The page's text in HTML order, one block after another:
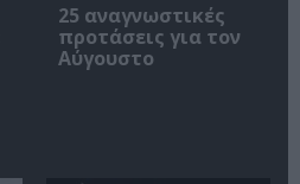
25 αναγνωστικές
προτάσεις για τον
Αύγουστο